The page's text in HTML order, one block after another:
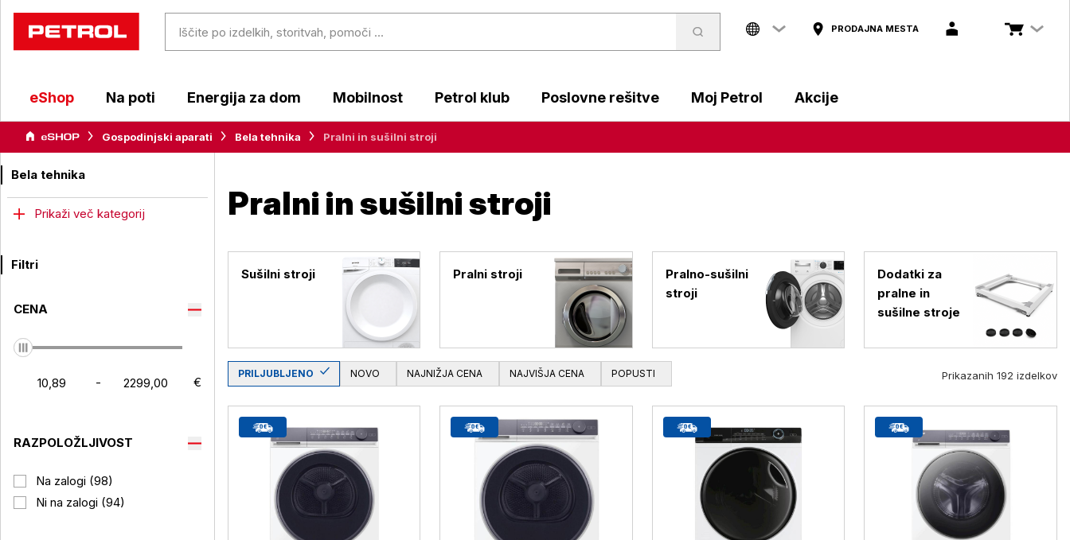
PRODAJNA MESTA
eShop Na poti Energija za dom Mobilnost Petrol klub Poslovne rešitve Moj Petrol Akcije
Gospodinjski aparati Bela tehnika Pralni in sušilni stroji
Bela tehnika
Prikaži več kategorij
Filtri
CENA
- €
RAZPOLOŽLJIVOST
Na zalogi (98)
Ni na zalogi (94)
Pralni in sušilni stroji
Sušilni stroji Pralni stroji
Pralno-sušilni
stroji
Dodatki za
pralne in
sušilne stroje
PRILJUBLJENO NOVO NAJNIŽJA CENA NAJVIŠJA CENA POPUSTI Prikazanih 192 izdelkov